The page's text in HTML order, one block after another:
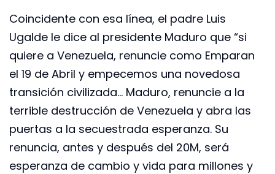
Coincidente con esa línea, el padre Luis
Ugalde le dice al presidente Maduro que “si
quiere a Venezuela, renuncie como Emparan
el 19 de Abril y empecemos una novedosa
transición civilizada… Maduro, renuncie a la
terrible destrucción de Venezuela y abra las
puertas a la secuestrada esperanza. Su
renuncia, antes y después del 20M, será
esperanza de cambio y vida para millones y